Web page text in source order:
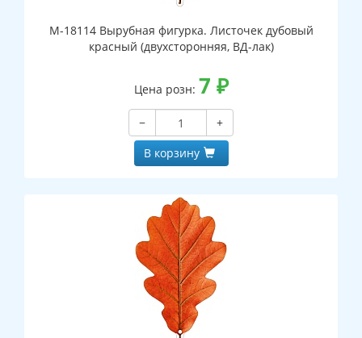
М-18114 Вырубная фигурка. Листочек дубовый
красный (двухсторонняя, ВД-лак)
Цена розн: 7 ₽
−
+
В корзину